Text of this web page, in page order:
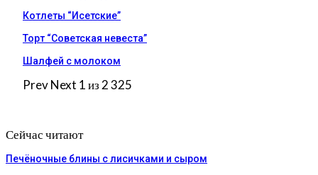
Котлеты “Исетские”
Торт “Советская невеста”
Шалфей с молоком
PrevNext 1 из 2 325
Сейчас читают
Печёночные блины с лисичками и сыром